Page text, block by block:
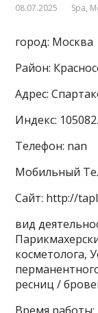
08.07.2025 Spa,
город: Москва
Район:
Адрес:
Индекс:
Телефон: nan
Мобильный
Сайт: http://
вид
косметолога,
ресниц /